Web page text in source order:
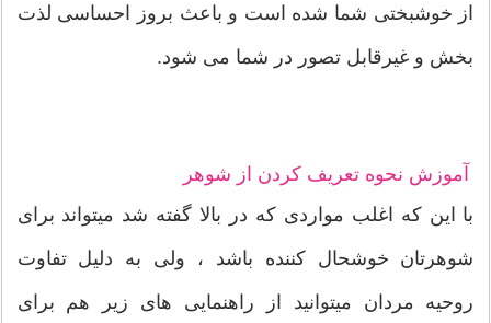
از خوشبختی شما شده است و باعث بروز احساسی لذت
بخش و غیرقابل تصور در شما می شود.
آموزش نحوه تعریف کردن از شوهر
با این که اغلب مواردی که در بالا گفته شد میتواند برای
شوهرتان خوشحال کننده باشد ، ولی به دلیل تفاوت
روحیه مردان میتوانید از راهنمایی های زیر هم برای